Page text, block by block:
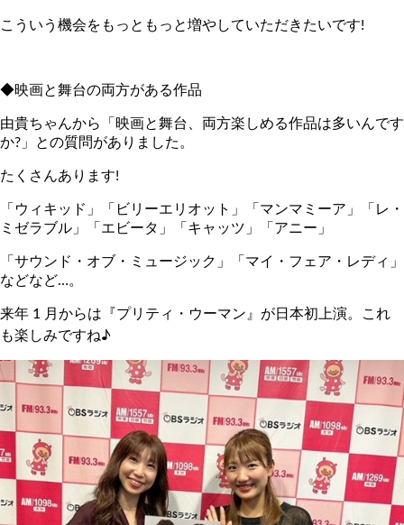
こういう機会をもっともっと増やしていただきたいです!
◆映画と舞台の両方がある作品
由貴ちゃんから「映画と舞台、両方楽しめる作品は多いんです
か?」との質問がありました。
たくさんあります!
「ウィキッド」「ビリーエリオット」「マンマミーア」「レ・
ミゼラブル」「エビータ」「キャッツ」「アニー」
「サウンド・オブ・ミュージック」「マイ・フェア・レディ」
などなど…。
来年 1 月からは『プリティ・ウーマン』が日本初上演。これ
も楽しみですね♪